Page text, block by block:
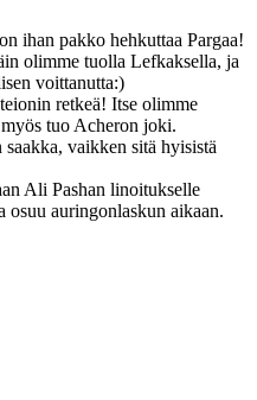
ihan pakko hehkuttaa Pargaa!
olimme tuolla Lefkaksella, ja
voittanutta:)
retkeä! Itse olimme
tuo Acheron joki.
vaikken sitä hyisistä
Ali Pashan linoitukselle
osuu auringonlaskun aikaan.